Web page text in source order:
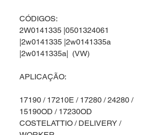
CÓDIGOS:
2W0141335 |0501324061
|2w0141335 |2w0141335a
|2w0141335a| (VW)
APLICAÇÃO:
17190 / 17210E / 17280 / 24280 /
15190OD / 17230OD
COSTELATTIO / DELIVERY /